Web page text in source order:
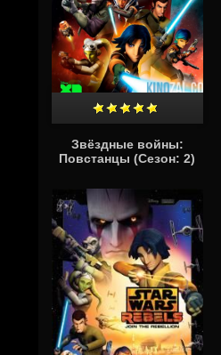
Звёздные войны:
Повстанцы (Сезон: 2)